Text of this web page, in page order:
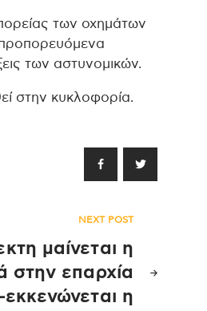
των οχημάτων
των αστυνομικών.
στην κυκλοφορία.
NEXT POST
μαίνεται η
στην επαρχία
η